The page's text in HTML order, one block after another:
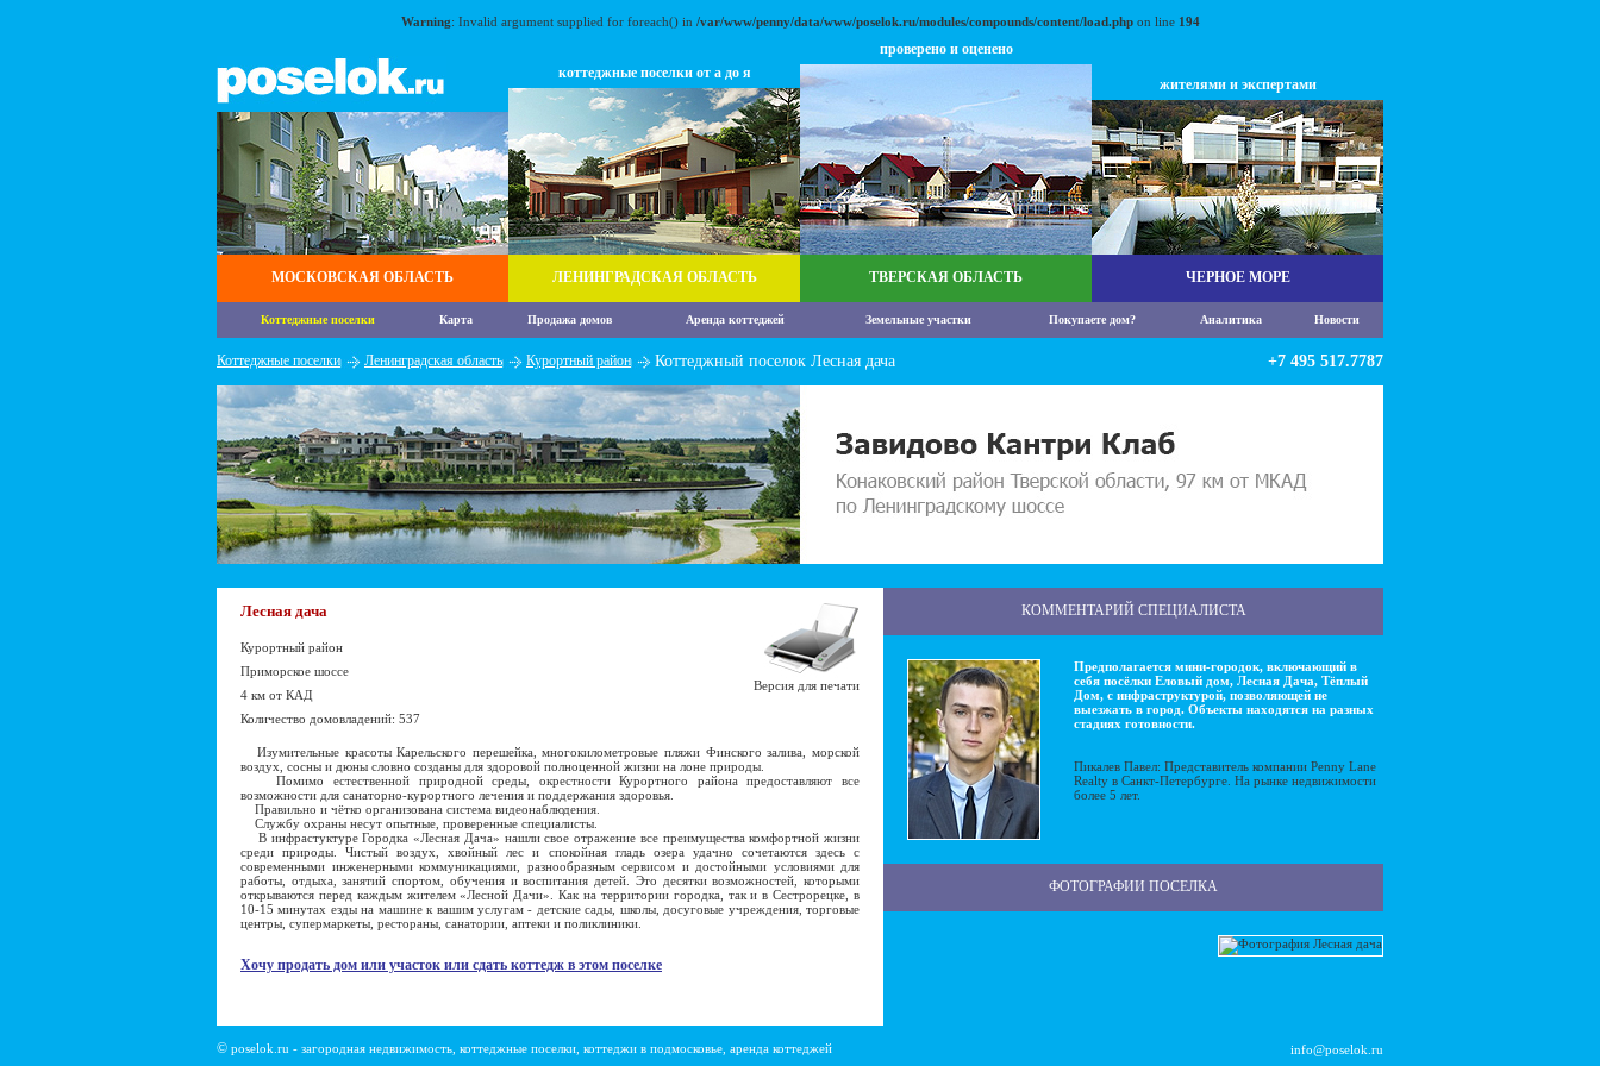
Warning: Invalid argument supplied for foreach() in /var/www/penny/data/www/poselok.ru/modules/compounds/content/load.phpon line 194
МОСКОВСКАЯ ОБЛАСТЬ
коттеджные поселки от а до я
ЛЕНИНГРАДСКАЯ ОБЛАСТЬ
проверено и оценено
ТВЕРСКАЯ ОБЛАСТЬ
жителями и экспертами
ЧЕРНОЕ МОРЕ
Коттеджные поселки Карта Продажа домов Аренда коттеджей Земельные участки Покупаете дом? Аналитика Новости
Коттеджные поселки Ленинградская область Курортный район Коттеджный поселок Лесная дача +7 495 517.7787
Лесная дача
Курортный район
Приморское шоссе
4 км от КАД
Количество домовладений: 537
Версия для печати
Изумительные красоты Карельского перешейка, многокилометровые пляжи Финского залива, морской
воздух, сосны и дюны словно созданы для здоровой полноценной жизни на лоне природы.
Помимо естественной природной среды, окрестности Курортного района предоставляют все
возможности для санаторно-курортного лечения и поддержания здоровья.
Правильно и чётко организована система видеонаблюдения.
Службу охраны несут опытные, проверенные специалисты.
В инфрастуктуре Городка «Лесная Дача» нашли свое отражение все преимущества комфортной жизни
среди природы. Чистый воздух, хвойный лес и спокойная гладь озера удачно сочетаются здесь с
современными инженерными коммуникациями, разнообразным сервисом и достойными условиями для
работы, отдыха, занятий спортом, обучения и воспитания детей. Это десятки возможностей, которыми
открываются перед каждым жителем «Лесной Дачи». Как на территории городка, так и в Сестрорецке, в
10-15 минутах езды на машине к вашим услугам - детские сады, школы, досуговые учреждения, торговые
центры, супермаркеты, рестораны, санатории, аптеки и поликлиники.
Хочу продать дом или участок или сдать коттедж в этом поселке
КОММЕНТАРИЙ СПЕЦИАЛИСТА
Предполагается мини-городок, включающий в
себя посёлки Еловый дом, Лесная Дача, Тёплый
Дом, с инфраструктурой, позволяющей не
выезжать в город. Объекты находятся на разных
стадиях готовности.
Пикалев Павел: Представитель компании Penny Lane
Realty в Санкт-Петербурге. На рынке недвижимости
более 5 лет.
ФОТОГРАФИИ ПОСЕЛКА
© poselok.ru - загородная недвижимость, коттеджные поселки, коттеджи в подмосковье, аренда коттеджей info@poselok.ru